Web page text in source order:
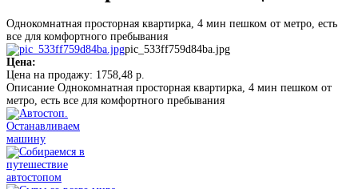
Однокомнатная просторная квартирка, 4 мин пешком от метро, есть
все для комфортного пребывания
pic_533ff759d84ba.jpg
Цена:
Цена на продажу: 1758,48 р.
Описание Однокомнатная просторная квартирка, 4 мин пешком от
метро, есть все для комфортного пребывания